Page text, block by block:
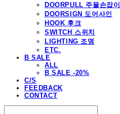
DOORPULL 주물손잡이
DOORSIGN 도어사인
HOOK 후크
SWITCH 스위치
LIGHTING 조명
ETC.
B SALE
ALL
B SALE -20%
C/S
FEEDBACK
CONTACT